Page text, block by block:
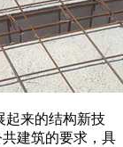
来的结构新技
建筑的要求，具